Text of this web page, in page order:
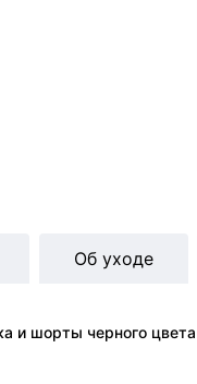
и шорты черного
Об уходе